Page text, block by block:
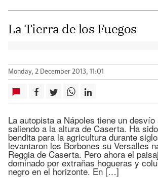
La Tierra de los Fuegos
Monday, 2 December 2013, 11:01
La autopista a Nápoles tiene un
saliendo a la altura de Caserta. Ha
bendita para la agricultura durante
levantaron los Borbones su Versalles
Reggia de Caserta. Pero ahora el
dominado por extrañas hogueras y
negro en el horizonte. En […]